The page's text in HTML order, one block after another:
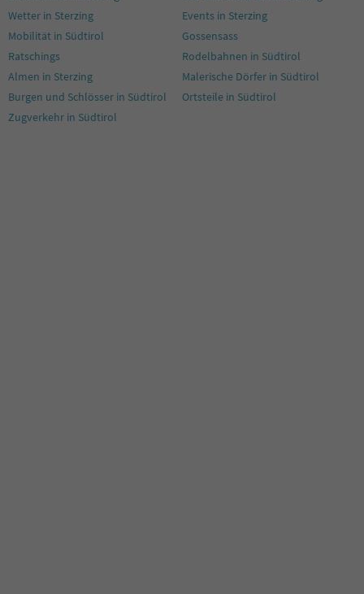
Wetter in Sterzing
Events in Sterzing
Mobilität in Südtirol
Gossensass
Ratschings
Rodelbahnen in Südtirol
Almen in Sterzing
Malerische Dörfer in Südtirol
Burgen und Schlösser in Südtirol
Ortsteile in Südtirol
Zugverkehr in Südtirol